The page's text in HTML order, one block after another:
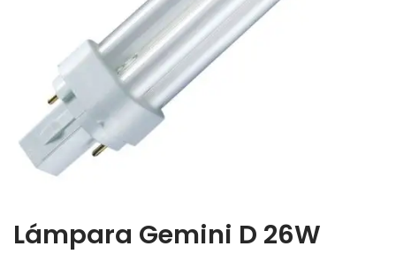
Lámpara Gemini D 26W